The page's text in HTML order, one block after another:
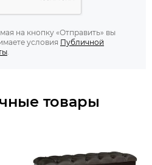
на кнопку «Отправить» вы
условия Публичной
товары